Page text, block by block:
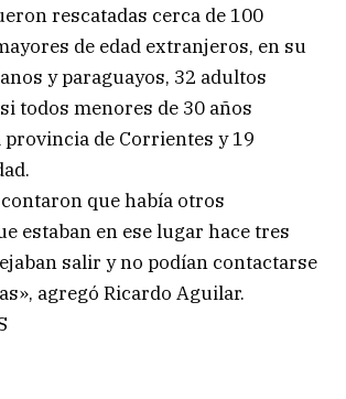
rescatadas cerca de 100
de edad extranjeros, en su
y paraguayos, 32 adultos
todos menores de 30 años
de Corrientes y 19
que había otros
estaban en ese lugar hace tres
salir y no podían contactarse
agregó Ricardo Aguilar.